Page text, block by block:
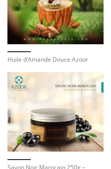
Huile d’Amande Douce Azoor
Savon Noir Marocain 250g –